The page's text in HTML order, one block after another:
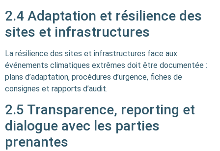
2.4 Adaptation et résilience des
sites et infrastructures
La résilience des sites et infrastructures face aux
événements climatiques extrêmes doit être documentée :
plans d’adaptation, procédures d’urgence, fiches de
consignes et rapports d’audit.
2.5 Transparence, reporting et
dialogue avec les parties
prenantes